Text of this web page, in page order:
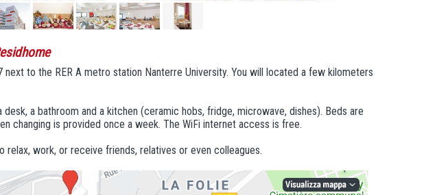
to the RER A metro station Nanterre University. You will located a few kilometers
a bathroom and a kitchen (ceramic hobs, fridge, microwave, dishes). Beds are
changing is provided once a week. The WiFi internet access is free.
work, or receive friends, relatives or even colleagues.